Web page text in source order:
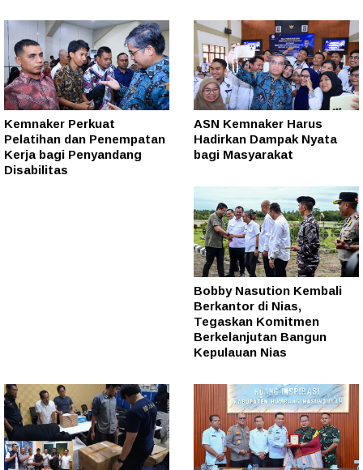
Kemnaker Perkuat
Pelatihan dan Penempatan
Kerja bagi Penyandang
Disabilitas
ASN Kemnaker Harus
Hadirkan Dampak Nyata
bagi Masyarakat
Bobby Nasution Kembali
Berkantor di Nias,
Tegaskan Komitmen
Berkelanjutan Bangun
Kepulauan Nias